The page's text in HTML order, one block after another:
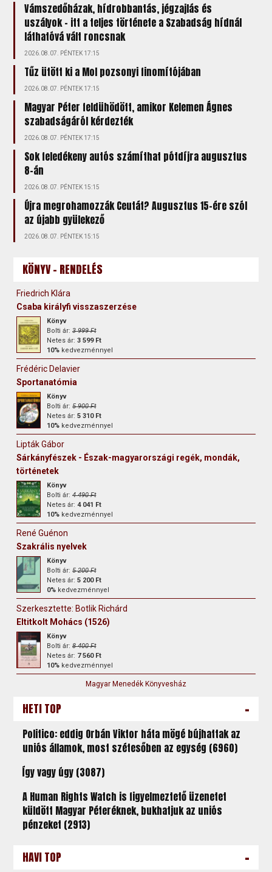
Vámszedőházak, hídrobbantás, jégzajlás és
uszályok – itt a teljes története a Szabadság hídnál
láthatóvá vált roncsnak
2026.08.07. PÉNTEK 17:15
Tűz ütött ki a Mol pozsonyi finomítójában
2026.08.07. PÉNTEK 17:15
Magyar Péter feldühödött, amikor Kelemen Ágnes
szabadságáról kérdezték
2026.08.07. PÉNTEK 17:15
Sok feledékeny autós számíthat pótdíjra augusztus
8-án
2026.08.07. PÉNTEK 15:15
Újra megrohamozzák Ceutát? Augusztus 15-ére szól
az újabb gyülekező
2026.08.07. PÉNTEK 15:15
KÖNYV - RENDELÉS
Friedrich Klára
Csaba királyfi visszaszerzése
Könyv
Bolti ár:3 999 Ft
Netes ár:3 599 Ft
10% kedvezménnyel
Frédéric Delavier
Sportanatómia
Könyv
Bolti ár:5 900 Ft
Netes ár:5 310 Ft
10% kedvezménnyel
Lipták Gábor
Sárkányfészek - Észak-magyarországi regék, mondák,
történetek
Könyv
Bolti ár:4 490 Ft
Netes ár:4 041 Ft
10% kedvezménnyel
René Guénon
Szakrális nyelvek
Könyv
Bolti ár:5 200 Ft
Netes ár:5 200 Ft
0% kedvezménnyel
Szerkesztette: Botlik Richárd
Eltitkolt Mohács (1526)
Könyv
Bolti ár:8 400 Ft
Netes ár: 7 560 Ft
10% kedvezménnyel
Magyar Menedék Könyvesház
HETI TOP -
Politico: eddig Orbán Viktor háta mögé bújhattak az
uniós államok, most szétesőben az egység (6960)
Így vagy úgy (3087)
A Human Rights Watch is figyelmeztető üzenetet
küldött Magyar Péteréknek, bukhatjuk az uniós
pénzeket (2913)
HAVI TOP -